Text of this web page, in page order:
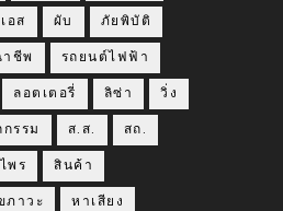
อส ผับ ภัยพิบัติ
ชีพ รถยนต์ไฟฟ้า
ลอตเตอรี่ ลิซ่า วิ่ง
รรม ส.ส. สถ.
พร สินค้า
ภาวะ หาเสียง